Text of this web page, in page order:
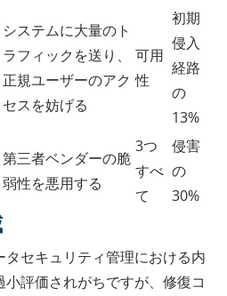
システムに大量のト
ラフィックを送り、
正規ユーザーのアク
セスを妨げる
可用
性
初期
侵入
経路
の
13%
第三者ベンダーの脆
弱性を悪用する
3つ
すべ
て
侵害
の
30%
タセキュリティ管理における内
小評価されがちですが、修復コ